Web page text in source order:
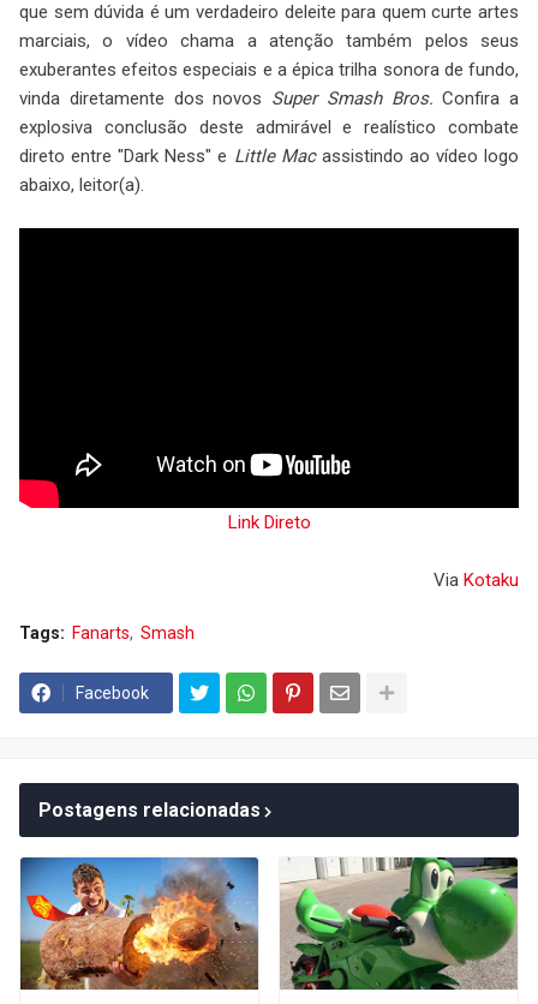
que sem dúvida é um verdadeiro deleite para quem curte artes
marciais, o vídeo chama a atenção também pelos seus
exuberantes efeitos especiais e a épica trilha sonora de fundo,
vinda diretamente dos novos Super Smash Bros. Confira a
explosiva conclusão deste admirável e realístico combate
direto entre "Dark Ness" e Little Macassistindo ao vídeo logo
abaixo, leitor(a).
Link Direto
Via Kotaku
Tags: Fanarts Smash
Facebook
Postagens relacionadas